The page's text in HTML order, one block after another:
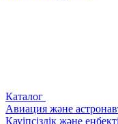
Каталог
Авиация және
Қауіпсіздік және